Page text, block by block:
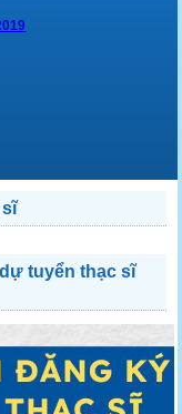
sĩ
tuyển thạc sĩ